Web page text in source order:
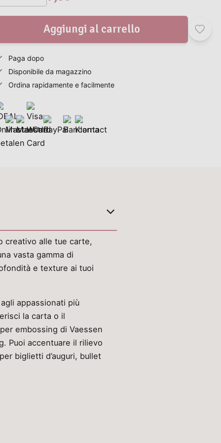
Aggiungi al carrello
Paga dopo
Disponibile da magazzino
Ordina rapidamente e facilmente
creativo alle tue carte,
vasta gamma di
e texture ai tuoi
appassionati più
la carta o il
embossing di Vaessen
Puoi accentuare il rilievo
biglietti d’auguri, bullet